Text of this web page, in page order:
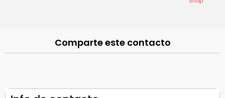
Comparte este contacto